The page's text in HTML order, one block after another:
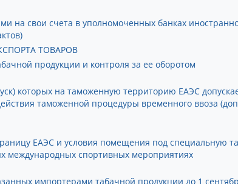
на свои счета в уполномоченных банках
ТОВАРОВ
продукции и контроля за ее оборотом
которых на таможенную территорию ЕАЭС
таможенной процедуры временного ввоза
ЕАЭС и условия помещения под специальную
международных спортивных мероприятиях
импортерами табачной продукции до 1